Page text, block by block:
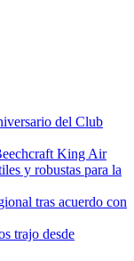
del Club
King Air
y robustas para la
tras acuerdo con
trajo desde